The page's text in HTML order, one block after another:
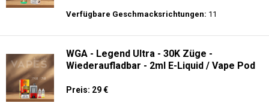
Verfügbare Geschmacksrichtungen: 11
WGA - Legend Ultra - 30K Züge -
Wiederaufladbar - 2ml E-Liquid / Vape Pod
Preis: 29 €